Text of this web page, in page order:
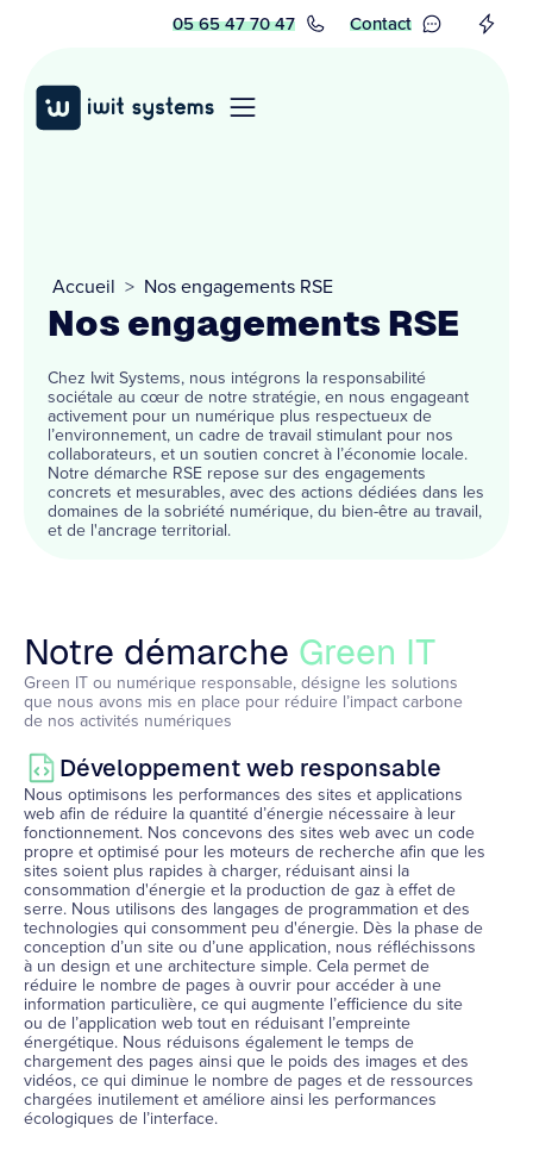
05 65 47 70 47 Contact
Accueil > Nos engagements RSE
Nos engagements RSE
Chez Iwit Systems, nous intégrons la responsabilité
sociétale au cœur de notre stratégie, en nous engageant
activement pour un numérique plus respectueux de
l’environnement, un cadre de travail stimulant pour nos
collaborateurs, et un soutien concret à l’économie locale.
Notre démarche RSE repose sur des engagements
concrets et mesurables, avec des actions dédiées dans les
domaines de la sobriété numérique, du bien-être au travail,
et de l'ancrage territorial.
Notre démarche Green IT
Green IT ou numérique responsable, désigne les solutions
que nous avons mis en place pour réduire l’impact carbone
de nos activités numériques
Développement web responsable
Nous optimisons les performances des sites et applications
web afin de réduire la quantité d’énergie nécessaire à leur
fonctionnement. Nos concevons des sites web avec un code
propre et optimisé pour les moteurs de recherche afin que les
sites soient plus rapides à charger, réduisant ainsi la
consommation d'énergie et la production de gaz à effet de
serre. Nous utilisons des langages de programmation et des
technologies qui consomment peu d'énergie. Dès la phase de
conception d’un site ou d’une application, nous réfléchissons
à un design et une architecture simple. Cela permet de
réduire le nombre de pages à ouvrir pour accéder à une
information particulière, ce qui augmente l’efficience du site
ou de l’application web tout en réduisant l’empreinte
énergétique. Nous réduisons également le temps de
chargement des pages ainsi que le poids des images et des
vidéos, ce qui diminue le nombre de pages et de ressources
chargées inutilement et améliore ainsi les performances
écologiques de l’interface.